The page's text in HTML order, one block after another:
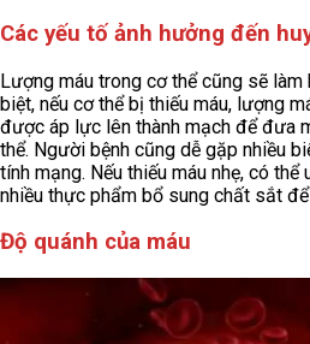
Các yếu tố ảnh hưởng đến
Lượng máu trong cơ thể cũng sẽ
biệt, nếu cơ thể bị thiếu máu, lượng
được áp lực lên thành mạch để đưa
thể. Người bệnh cũng dễ gặp nhiều
tính mạng. Nếu thiếu máu nhẹ, có
nhiều thực phẩm bổ sung chất sắt
Độ quánh của máu